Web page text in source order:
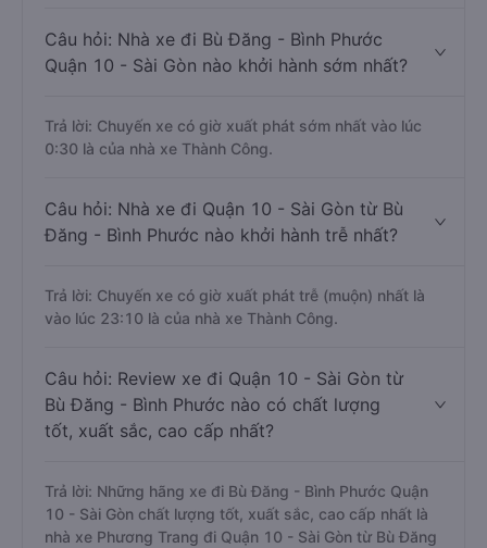
Câu hỏi: Nhà xe đi Bù Đăng - Bình Phước
Quận 10 - Sài Gòn nào khởi hành sớm nhất?
Trả lời: Chuyến xe có giờ xuất phát sớm nhất vào lúc
0:30 là của nhà xe Thành Công.
Câu hỏi: Nhà xe đi Quận 10 - Sài Gòn từ Bù
Đăng - Bình Phước nào khởi hành trễ nhất?
Trả lời: Chuyến xe có giờ xuất phát trễ (muộn) nhất là
vào lúc 23:10 là của nhà xe Thành Công.
Câu hỏi: Review xe đi Quận 10 - Sài Gòn từ
Bù Đăng - Bình Phước nào có chất lượng
tốt, xuất sắc, cao cấp nhất?
Trả lời: Những hãng xe đi Bù Đăng - Bình Phước Quận
10 - Sài Gòn chất lượng tốt, xuất sắc, cao cấp nhất là
nhà xe Phương Trang đi Quận 10 - Sài Gòn từ Bù Đăng